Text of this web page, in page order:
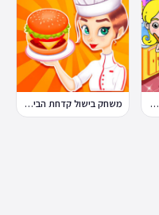
עיצוב הבית של טוקה בוקה משחק בישול קדחת הבישול Cooking Fever